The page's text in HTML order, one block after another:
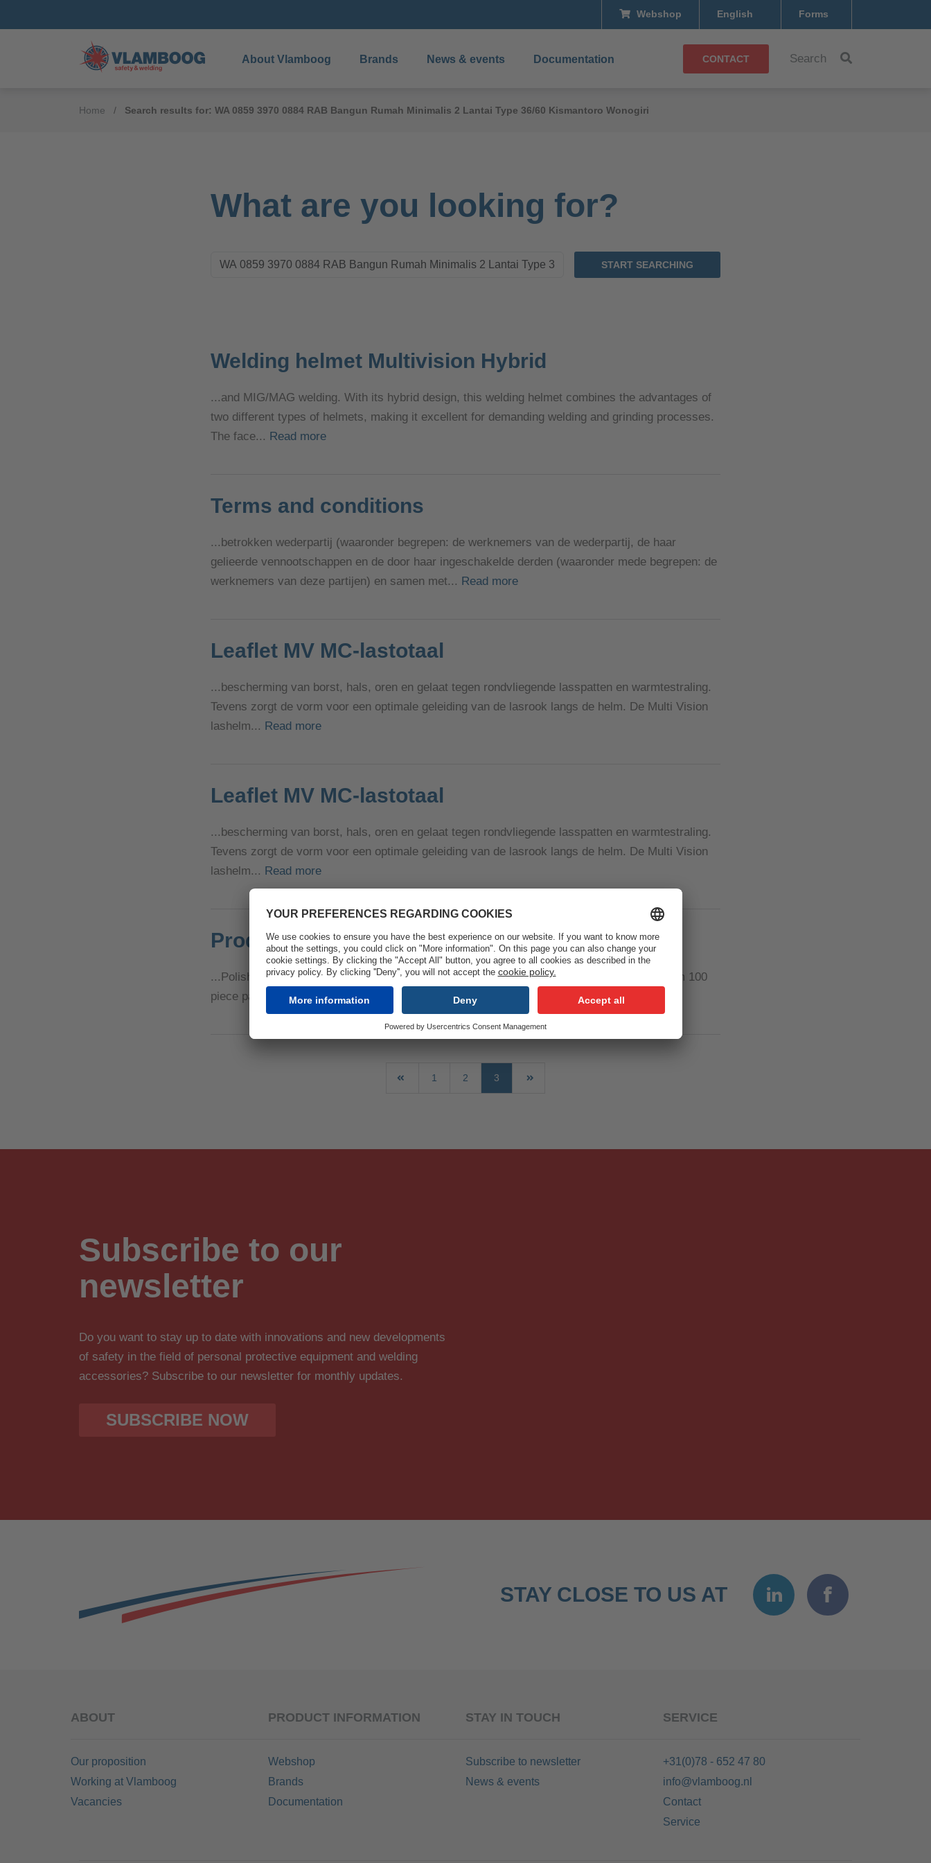
Webshop English Forms
About Vlamboog Brands News & events Documentation CONTACT Search
Home Search results for: WA 0859 3970 0884 RAB Bangun Rumah Minimalis 2 Lantai Type 36/60 Kismantoro Wonogiri
What are you looking for?
Welding helmet Multivision Hybrid
...and MIG/MAG welding. With its hybrid design, this welding helmet combines the advantages of
two different types of helmets, making it excellent for demanding welding and grinding processes.
The face... Read more
Terms and conditions
...betrokken wederpartij (waaronder begrepen: de werknemers van de wederpartij, de haar
gelieerde vennootschappen en de door haar ingeschakelde derden (waaronder mede begrepen: de
werknemers van deze partijen) en samen met... Read more
Leaflet MV MC-lastotaal
...bescherming van borst, hals, oren en gelaat tegen rondvliegende lasspatten en warmtestraling.
Tevens zorgt de vorm voor een optimale geleiding van de lasrook langs de helm. De Multi Vision
lashelm... Read more
Leaflet MV MC-lastotaal
...bescherming van borst, hals, oren en gelaat tegen rondvliegende lasspatten en warmtestraling.
Tevens zorgt de vorm voor een optimale geleiding van de lasrook langs de helm. De Multi Vision
lashelm... Read more
Productcatalogue_English_Version_1.01 (2)
...Polishing felt 40 x 60 x 2.5 mm 20 piece package 1216 PF Polishing felt 40 x 60 x 2.5 mm 100
piece package 1217 PF Cleaning and embossing felt...
1 2 3
Subscribe to our
newsletter
Do you want to stay up to date with innovations and new developments
of safety in the field of personal protective equipment and welding
accessories? Subscribe to our newsletter for monthly updates.
SUBSCRIBE NOW
STAY CLOSE TO US AT
ABOUT
Our proposition
Working at Vlamboog
Vacancies
PRODUCT INFORMATION
Webshop
Brands
Documentation
STAY IN TOUCH
Subscribe to newsletter
News & events
SERVICE
+31(0)78 - 652 47 80
info@vlamboog.nl
Contact
Service